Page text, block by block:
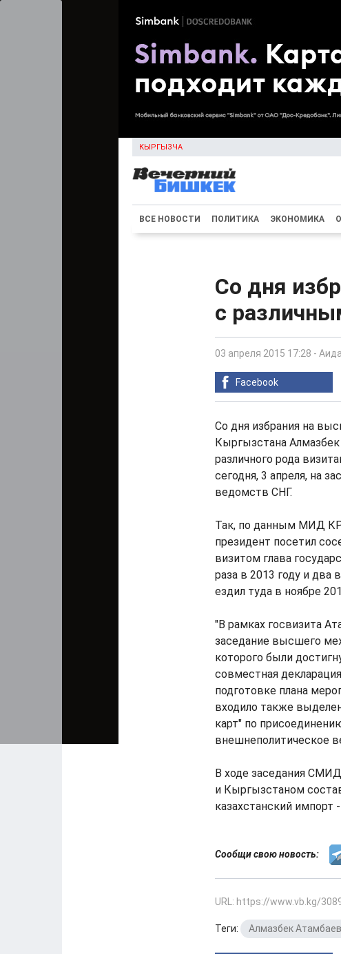
КЫРГЫЗЧА
ВСЕ НОВОСТИ ПОЛИТИКА ЭКОНОМИКА
Со дня
с
03 апреля 2015 17:28 -
Facebook
Со дня избрания на
Кыргызстана
различного рода
сегодня, 3 апреля, на
ведомств СНГ.
Так, по данным МИД
президент посетил
визитом глава
раза в 2013 году и
ездил туда в ноябре
"В рамках госвизита
заседание высшего
которого были
совместная
подготовке плана
входило также
карт" по
внешнеполитическое
В ходе заседания
и Кыргызстаном
казахстанский импорт
Сообщи свою новость:
URL: https://www.vb.kg/
Теги: Алмазбек Атамбаев